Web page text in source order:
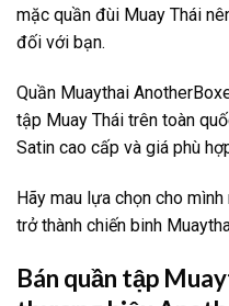
mặc quần đùi Muay Thái
đối với bạn.
Quần Muaythai
tập Muay Thái trên toàn
Satin cao cấp và giá phù
Hãy mau lựa chọn cho
trở thành chiến binh
Bán quần tập